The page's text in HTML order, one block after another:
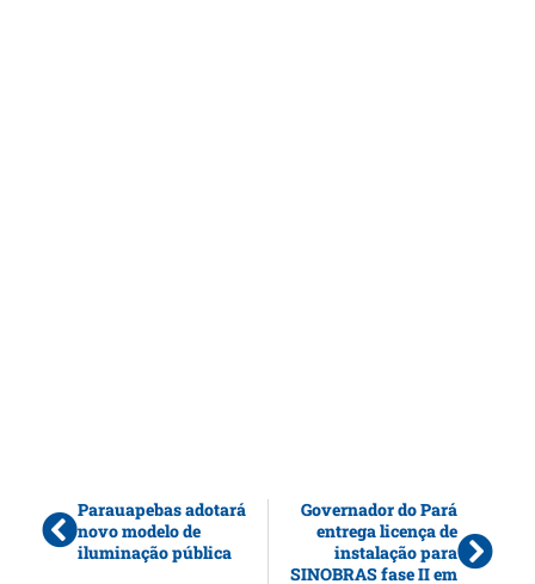
Parauapebas adotará
novo modelo de
iluminação pública
Governador do Pará
entrega licença de
instalação para
SINOBRAS fase II em